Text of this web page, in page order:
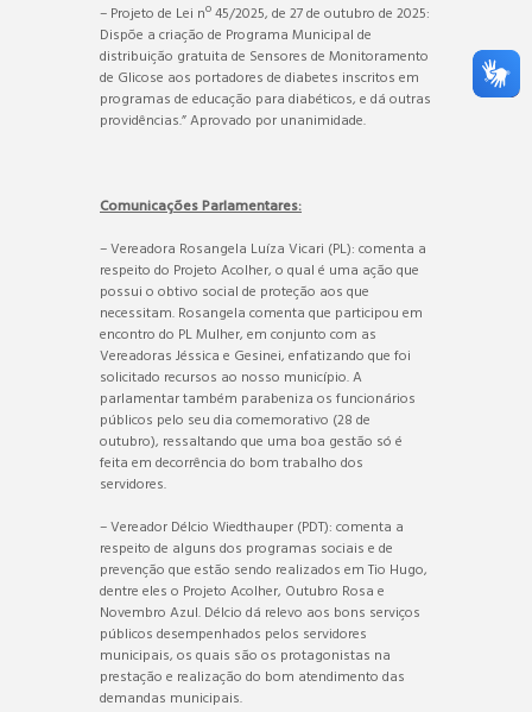
– Projeto de Lei nº 45/2025, de 27 de outubro de 2025:
Dispõe a criação de Programa Municipal de
distribuição gratuita de Sensores de Monitoramento
de Glicose aos portadores de diabetes inscritos em
programas de educação para diabéticos, e dá outras
providências.” Aprovado por unanimidade.
Comunicações Parlamentares:
– Vereadora Rosangela Luíza Vicari (PL): comenta a
respeito do Projeto Acolher, o qual é uma ação que
possui o obtivo social de proteção aos que
necessitam. Rosangela comenta que participou em
encontro do PL Mulher, em conjunto com as
Vereadoras Jéssica e Gesinei, enfatizando que foi
solicitado recursos ao nosso município. A
parlamentar também parabeniza os funcionários
públicos pelo seu dia comemorativo (28 de
outubro), ressaltando que uma boa gestão só é
feita em decorrência do bom trabalho dos
servidores.
– Vereador Délcio Wiedthauper (PDT): comenta a
respeito de alguns dos programas sociais e de
prevenção que estão sendo realizados em Tio Hugo,
dentre eles o Projeto Acolher, Outubro Rosa e
Novembro Azul. Délcio dá relevo aos bons serviços
públicos desempenhados pelos servidores
municipais, os quais são os protagonistas na
prestação e realização do bom atendimento das
demandas municipais.